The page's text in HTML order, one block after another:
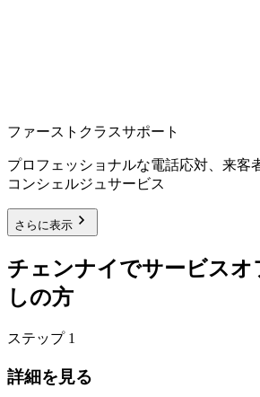
ファーストクラスサポート
プロフェッショナルな電話応対、来客
コンシェルジュサービス
さらに表示
チェンナイでサービスオ
しの方
ステップ 1
詳細を見る